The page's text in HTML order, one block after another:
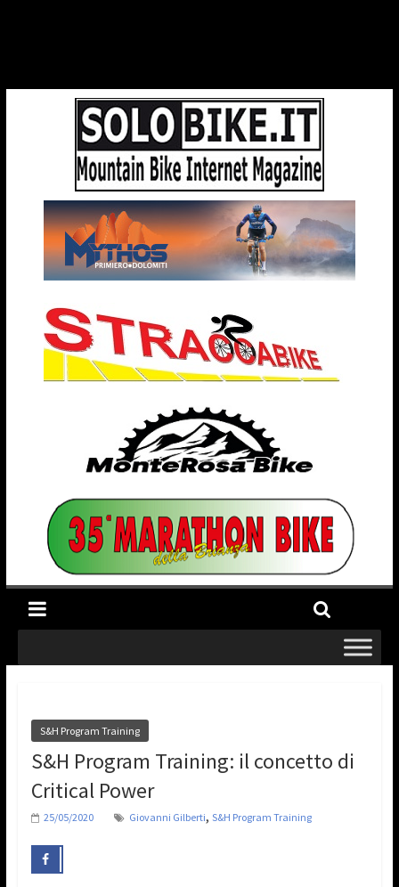
S&H Program Training
S&H Program Training: il concetto di
Critical Power
25/05/2020 Giovanni Gilberti, S&H Program Training